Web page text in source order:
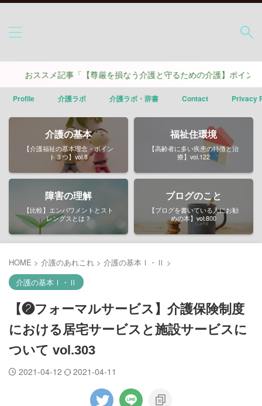
スメ記事「【尊厳を損なう介護と守るための介護】ポイントは４つ」
Profile 介護ラボ 介護ラボ・辞書 Contact Privacy
介護の基本
【介護福祉の基本理念・ポイン
ト３つ】vol.8
福祉住環境
【高齢者に多い疾患の特徴と治
療】vol.122
障害の理解
【比較】エンパワメントとスト
レングスとは？
ブログのこと
【ブログを書いている人にお勧
めの本】vol.800
HOME > 介護のあれこれ > 介護の基本Ⅰ・Ⅱ >
介護の基本Ⅰ・Ⅱ
【❷フォーマルサービス】介護保険制度
における居宅サービスと施設サービスに
ついて vol.303
2021-04-12 2021-04-11